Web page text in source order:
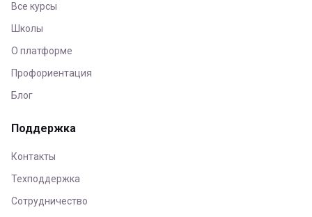
Все курсы
Школы
О платформе
Профориентация
Блог
Поддержка
Контакты
Техподдержка
Сотрудничество